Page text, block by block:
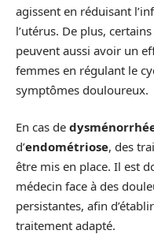
agissent en réduisant
l’utérus. De plus,
peuvent aussi avoir un
femmes en régulant le
symptômes douloureux.
En cas de
d’endométriose, des
être mis en place. Il est
médecin face à des
persistantes, afin
traitement adapté.